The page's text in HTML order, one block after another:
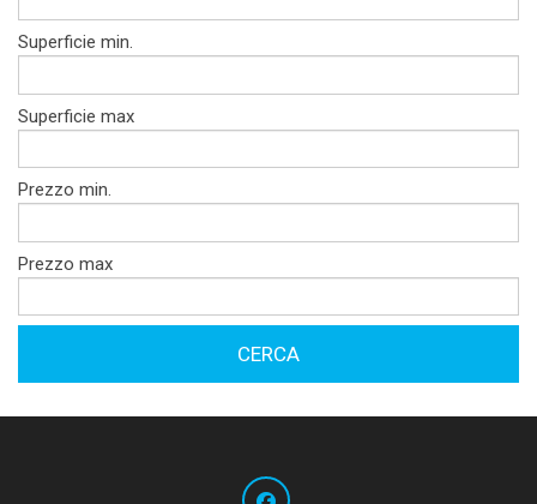
Superficie min.
Superficie max
Prezzo min.
Prezzo max